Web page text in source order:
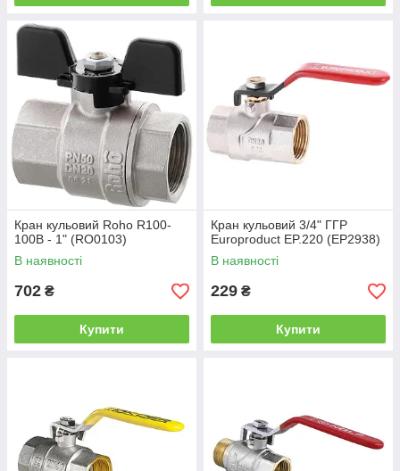
Кран кульовий Roho R100-
100B - 1" (RO0103)
В наявності
702 ₴
Купити
Кран кульовий 3/4" ГГР
Europroduct EP.220 (EP2938)
В наявності
229 ₴
Купити